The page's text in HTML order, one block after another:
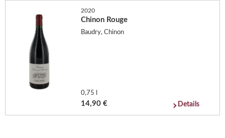
2020
Chinon Rouge
Baudry, Chinon
0,75 l
14,90 € Details